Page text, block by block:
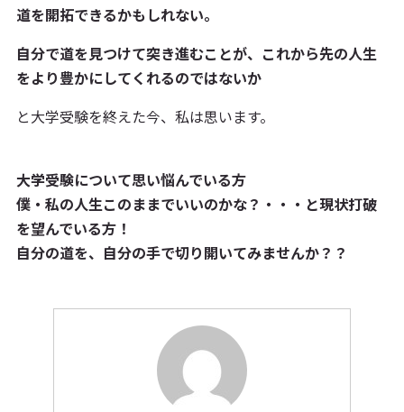
道を開拓できるかもしれない。
自分で道を見つけて突き進むことが、これから先の人生
をより豊かにしてくれるのではないか
と大学受験を終えた今、私は思います。
大学受験について思い悩んでいる方
僕・私の人生このままでいいのかな？・・・と現状打破
を望んでいる方！
自分の道を、自分の手で切り開いてみませんか？？